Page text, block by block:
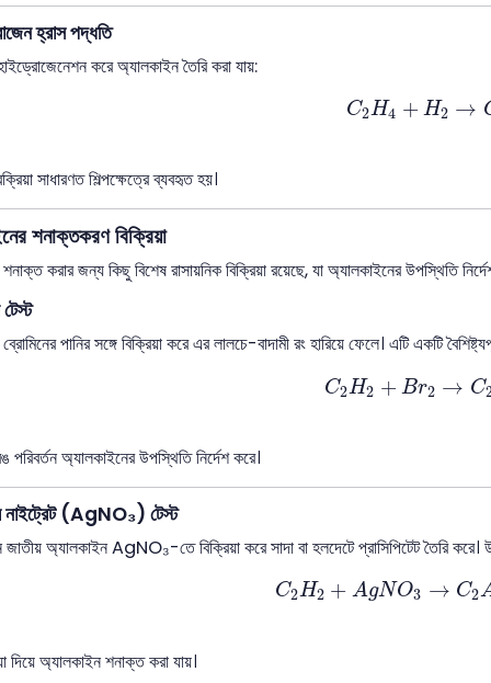
হ্রাস পদ্ধতি
করে অ্যালকাইন তৈরি করা যায়:
C2H4 + H2 →
C 2H + H2 → C
সাধারণত শিল্পক্ষেত্রে ব্যবহৃত হয়।
শনাক্তকরণ বিক্রিয়া
করার জন্য কিছু বিশেষ রাসায়নিক বিক্রিয়া রয়েছে, যা অ্যালকাইনের উপস্থিতি
পানির সঙ্গে বিক্রিয়া করে এর লালচে-বাদামী রং হারিয়ে ফেলে। এটি একটি
C2H2 + Br2 → C
C 2H + Br2 → C2
পরিবর্তন অ্যালকাইনের উপস্থিতি নির্দেশ করে।
নাইট্রেট (AgNO₃) টেস্ট
জাতীয় অ্যালকাইন AgNO₃-তে বিক্রিয়া করে সাদা বা হলদেটে প্রাসিপিটেট তৈরি করে।
C2H2 + AgNO3 → C2
C 2H 2 A gNO → C2
দিয়ে অ্যালকাইন শনাক্ত করা যায়।